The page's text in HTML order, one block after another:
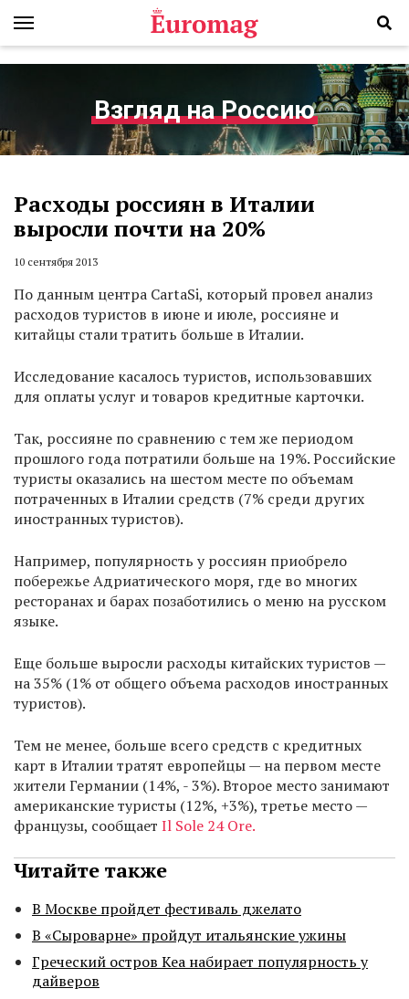
Взгляд на Россию
Расходы россиян в Италии
выросли почти на 20%
10 сентября 2013
По данным центра CartaSi, который провел анализ
расходов туристов в июне и июле, россияне и
китайцы стали тратить больше в Италии.
Исследование касалось туристов, использовавших
для оплаты услуг и товаров кредитные карточки.
Так, россияне по сравнению с тем же периодом
прошлого года потратили больше на 19%. Российские
туристы оказались на шестом месте по объемам
потраченных в Италии средств (7% среди других
иностранных туристов).
Например, популярность у россиян приобрело
побережье Адриатического моря, где во многих
ресторанах и барах позаботились о меню на русском
языке.
Еще больше выросли расходы китайских туристов —
на 35% (1% от общего объема расходов иностранных
туристов).
Тем не менее, больше всего средств с кредитных
карт в Италии тратят европейцы — на первом месте
жители Германии (14%, - 3%). Второе место занимают
американские туристы (12%, +3%), третье место —
французы, сообщает Il Sole 24 Ore.
Читайте также
В Москве пройдет фестиваль джелато
В «Сыроварне» пройдут итальянские ужины
Греческий остров Кеа набирает популярность у
дайверов